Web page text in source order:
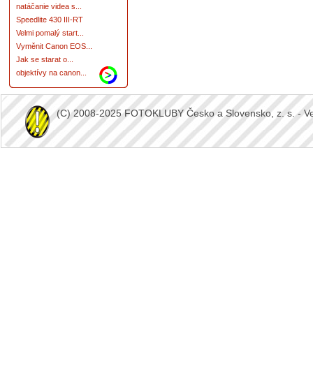
natáčanie videa s...
Speedlite 430 III-RT
Velmi pomalý start...
Vyměnit Canon EOS...
Jak se starat o...
objektívy na canon...
(C) 2008-2025 FOTOKLUBY Česko a Slovensko, z. s. -